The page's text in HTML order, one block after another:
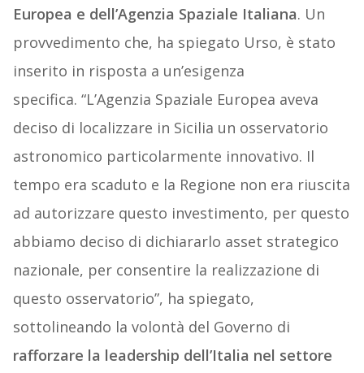
Europea e dell’Agenzia Spaziale Italiana. Un
provvedimento che, ha spiegato Urso, è stato
inserito in risposta a un’esigenza
specifica. “L’Agenzia Spaziale Europea aveva
deciso di localizzare in Sicilia un osservatorio
astronomico particolarmente innovativo. Il
tempo era scaduto e la Regione non era riuscita
ad autorizzare questo investimento, per questo
abbiamo deciso di dichiararlo asset strategico
nazionale, per consentire la realizzazione di
questo osservatorio”, ha spiegato,
sottolineando la volontà del Governo di
rafforzare la leadership dell’Italia nel settore